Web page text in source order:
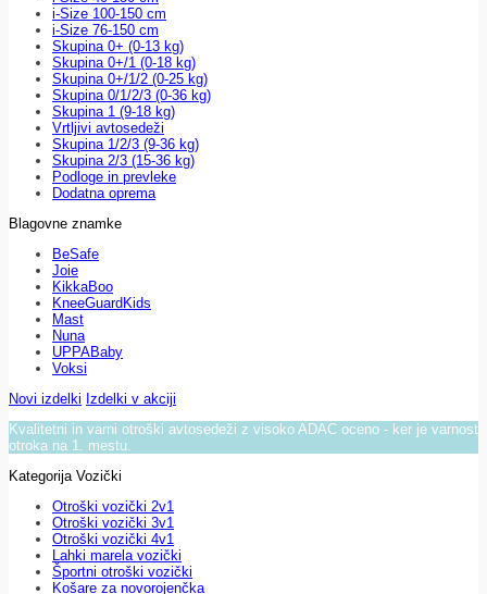
i-Size 100-150 cm
i-Size 76-150 cm
Skupina 0+ (0-13 kg)
Skupina 0+/1 (0-18 kg)
Skupina 0+/1/2 (0-25 kg)
Skupina 0/1/2/3 (0-36 kg)
Skupina 1 (9-18 kg)
Vrtljivi avtosedeži
Skupina 1/2/3 (9-36 kg)
Skupina 2/3 (15-36 kg)
Podloge in prevleke
Dodatna oprema
Blagovne znamke
BeSafe
Joie
KikkaBoo
KneeGuardKids
Mast
Nuna
UPPABaby
Voksi
Novi izdelki Izdelki v akciji
Kvalitetni in varni otroški avtosedeži z visoko ADAC oceno - ker je varnost
otroka na 1. mestu.
Kategorija Vozički
Otroški vozički 2v1
Otroški vozički 3v1
Otroški vozički 4v1
Lahki marela vozički
Športni otroški vozički
Košare za novorojenčka